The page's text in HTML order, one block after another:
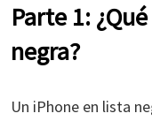
Parte 1:
negra?
Un iPhone en lista